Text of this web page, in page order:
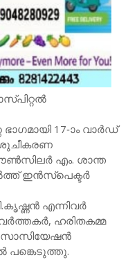
17-ാം വാർഡ്
എം. ശാന്ത
ഇൻസ്പെക്ടർ
എന്നിവർ
ഹരിതകമ്മ
പങ്കെടുത്തു.